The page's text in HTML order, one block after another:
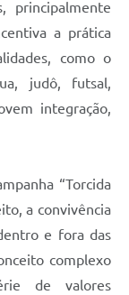
principalmente
a prática
como o
judô, futsal,
integração,
“Torcida
a convivência
e fora das
complexo
de valores